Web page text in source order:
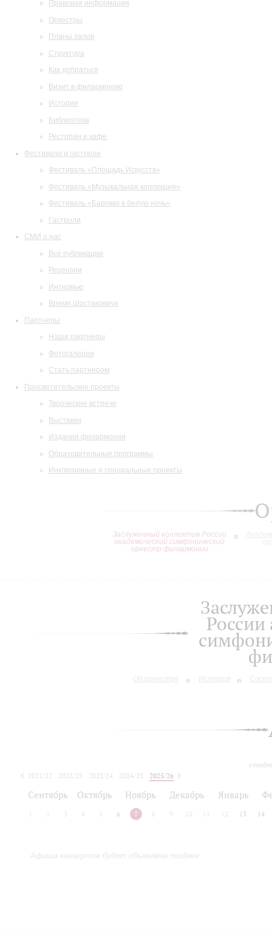
Правовая информация
Оркестры
Планы залов
Структура
Как добраться
Визит в филармонию
История
Библиотека
Ресторан и кафе
Фестивали и гастроли
Фестиваль «Площадь Искусств»
Фестиваль «Музыкальная коллекция»
Фестиваль «Барокко в белую ночь»
Гастроли
СМИ о нас
Все публикации
Рецензии
Интервью
Время Шостаковича
Партнеры
Наши партнеры
Фотогалерея
Стать партнером
Просветительские проекты
Творческие встречи
Выставки
Издания филармонии
Образовательные программы
Инклюзивные и специальные проекты
Заслуженный коллектив России
академический симфонический
оркестр филармонии
Об оркестре История
2021/22 2022/23 2023/24 2024/25
2025/26
Сентябрь Октябрь Ноябрь Декабрь Январь
2 3 4 5 6 7 8 9 10 12 13 14
Афиша концертов будет объявлена позднее